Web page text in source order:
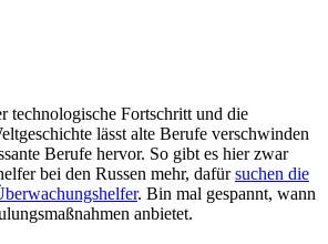
technologische Fortschritt und die
lässt alte Berufe verschwinden
Berufe hervor. So gibt es hier zwar
bei den Russen mehr, dafürsuchen die
. Bin mal gespannt, wann
anbietet.